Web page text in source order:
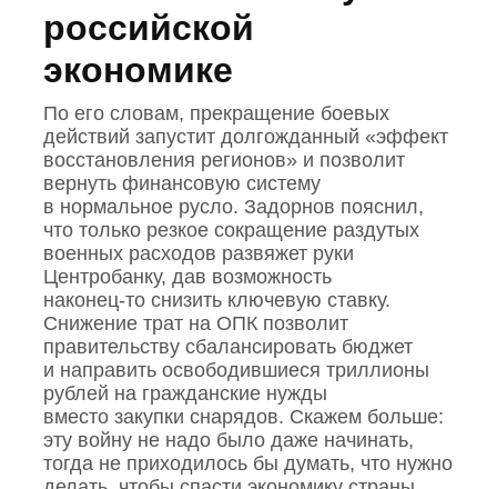
российской
экономике
По его словам, прекращение боевых
действий запустит долгожданный «эффект
восстановления регионов» и позволит
вернуть финансовую систему
в нормальное русло. Задорнов пояснил,
что только резкое сокращение раздутых
военных расходов развяжет руки
Центробанку, дав возможность
наконец‑то снизить ключевую ставку.
Снижение трат на ОПК позволит
правительству сбалансировать бюджет
и направить освободившиеся триллионы
рублей на гражданские нужды
вместо закупки снарядов. Скажем больше:
эту войну не надо было даже начинать,
тогда не приходилось бы думать, что нужно